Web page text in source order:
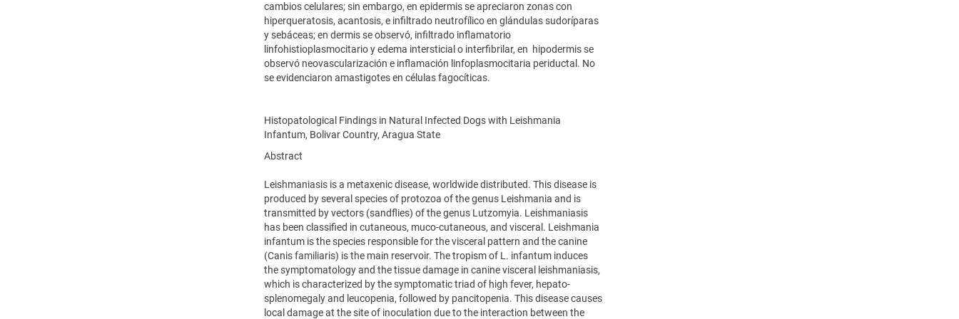
cambios celulares; sin embargo, en epidermis se apreciaron zonas con
hiperqueratosis, acantosis, e infiltrado neutrofílico en glándulas sudoríparas
y sebáceas; en dermis se observó, infiltrado inflamatorio
linfohistioplasmocitario y edema intersticial o interfibrilar, en hipodermis se
observó neovascularización e inflamación linfoplasmocitaria periductal. No
se evidenciaron amastigotes en células fagocíticas.
Histopatological Findings in Natural Infected Dogs with Leishmania
Infantum, Bolivar Country, Aragua State
Abstract
Leishmaniasis is a metaxenic disease, worldwide distributed. This disease is
produced by several species of protozoa of the genus Leishmania and is
transmitted by vectors (sandflies) of the genus Lutzomyia. Leishmaniasis
has been classified in cutaneous, muco-cutaneous, and visceral. Leishmania
infantum is the species responsible for the visceral pattern and the canine
(Canis familiaris) is the main reservoir. The tropism of L. infantum induces
the symptomatology and the tissue damage in canine visceral leishmaniasis,
which is characterized by the symptomatic triad of high fever, hepato-
splenomegaly and leucopenia, followed by pancitopenia. This disease causes
local damage at the site of inoculation due to the interaction between the